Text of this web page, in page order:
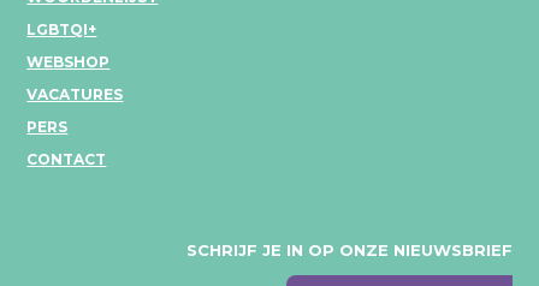
LGBTQI+
WEBSHOP
VACATURES
PERS
CONTACT
SCHRIJF JE IN OP ONZE NIEUWSBRIEF